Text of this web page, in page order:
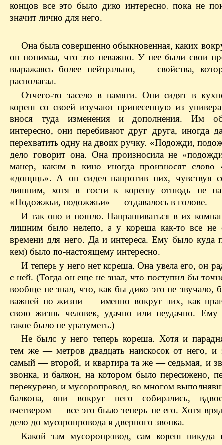
концов все это было дико интересно, пока не
значит лично для него.
Она была совершенно обыкновенная, каких
он понимал, что это неважно. У нее были свои
выражаясь более нейтрально, — свойства,
располагал.
Отчего-то засело в памяти. Они сидят в
кореш со своей изуча­ют принесенную из универа
внося туда изменения и дополнения. Им
интересно, они перебивают друг друга, иногда
перехватить одну на двоих ручку. «Подожди,
дело говорит она. Она произносила не
манер, каким в кино иногда произносят
«дощщь». А он сидел напротив них, чувствуя
лишним, хотя в гости к корешу отнюдь не
«Подожжьи, подожжьи» — отдавалось в голове.
И так оно и пошло. Напрашиваться в их
лишним было нелепо, а у кореша как-то все не
времени для него. Да и интереса. Ему было куда
кем) было по-настоящему интересно.
И теперь у него нет кореша. Она увела его, он
с ней. (Тогда он еще не знал, что поступил бы
вообще не знал, что, как бы дико это не звучало,
важней по жизни — именно вокруг них, как
свою жизнь человек, удачно или неудачно. Ему
такое было не уразуметь.)
Не было у него теперь кореша. Хотя и
тем же — метров двадцать наискосок от него, и
самый — второй, и квартира та же — седьмая, и
звонка, и балкон, на котором было пересижено,
перекурено, и мусоропровод, во многом
балкона, они вокруг него собирались,
вчетвером — все это было теперь не его. Хотя
дело до мусоропровода и дверного звонка.
Какой там мусоропровод, сам кореш